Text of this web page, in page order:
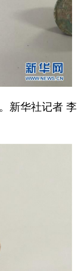
新华社记者 李